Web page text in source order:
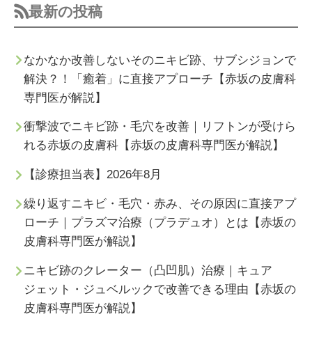
最新の投稿
なかなか改善しないそのニキビ跡、サブシジョンで
解決？！「癒着」に直接アプローチ【赤坂の皮膚科
専門医が解説】
衝撃波でニキビ跡・毛穴を改善｜リフトンが受けら
れる赤坂の皮膚科【赤坂の皮膚科専門医が解説】
【診療担当表】2026年8月
繰り返すニキビ・毛穴・赤み、その原因に直接アプ
ローチ｜プラズマ治療（プラデュオ）とは【赤坂の
皮膚科専門医が解説】
ニキビ跡のクレーター（凸凹肌）治療｜キュア
ジェット・ジュベルックで改善できる理由【赤坂の
皮膚科専門医が解説】